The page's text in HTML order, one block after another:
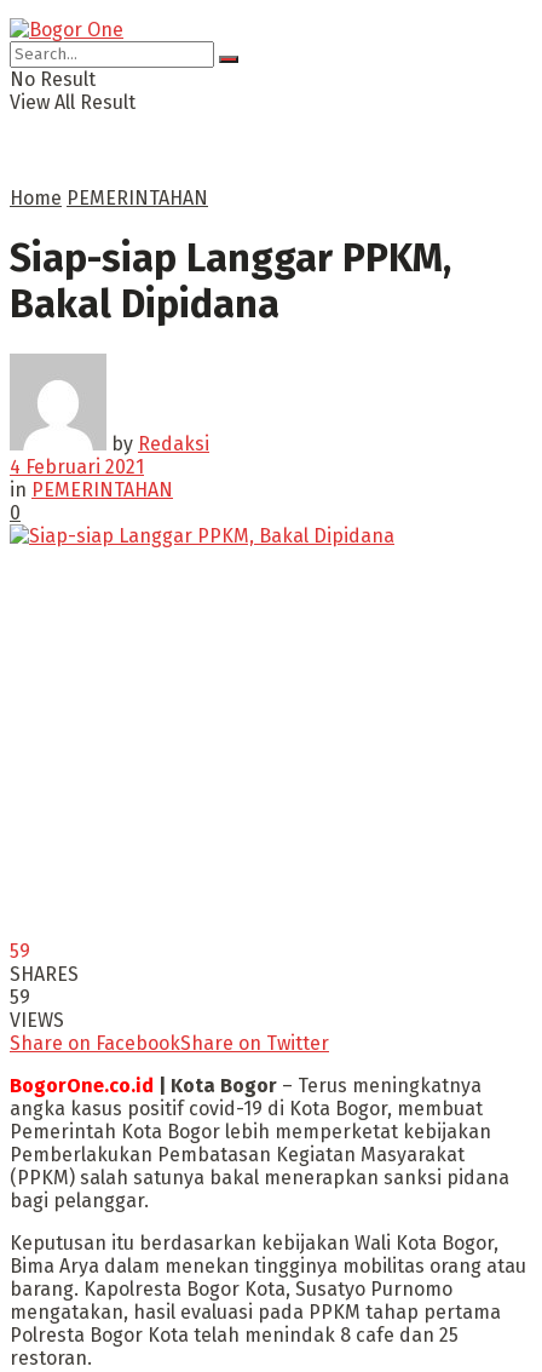
No Result
View All Result
Home PEMERINTAHAN
Siap-siap Langgar PPKM,
Bakal Dipidana
by Redaksi
4 Februari 2021
in PEMERINTAHAN
0
59
SHARES
59
VIEWS
Share on FacebookShare on Twitter
BogorOne.co.id
| Kota Bogor – Terus meningkatnya
angka kasus positif covid-19 di Kota Bogor, membuat
Pemerintah Kota Bogor lebih memperketat kebijakan
Pemberlakukan Pembatasan Kegiatan Masyarakat
(PPKM) salah satunya bakal menerapkan sanksi pidana
bagi pelanggar.
Keputusan itu berdasarkan kebijakan Wali Kota Bogor,
Bima Arya dalam menekan tingginya mobilitas orang atau
barang. Kapolresta Bogor Kota, Susatyo Purnomo
mengatakan, hasil evaluasi pada PPKM tahap pertama
Polresta Bogor Kota telah menindak 8 cafe dan 25
restoran.